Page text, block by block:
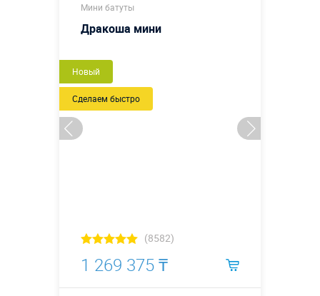
Мини батуты
Дракоша мини
Новый
Сделаем быстро
(8582)
1 269 375 ₸